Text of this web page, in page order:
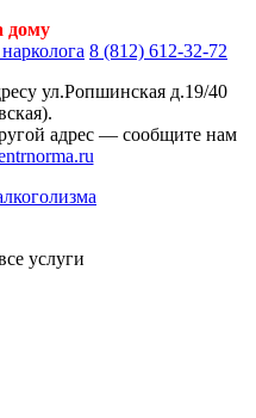
дому
8 (812) 612-32-72
ул.Ропшинская д.19/40
адрес — сообщите нам
услуги